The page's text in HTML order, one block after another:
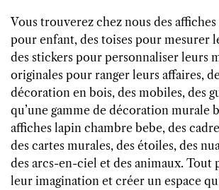
Vous trouverez chez nous des
pour enfant, des toises pour mesurer
des stickers pour personnaliser leurs
originales pour ranger leurs affaires,
décoration en bois, des mobiles, des
qu’une gamme de décoration murale
affiches lapin chambre bebe, des
des cartes murales, des étoiles, des
des arcs-en-ciel et des animaux. Tout
leur imagination et créer un espace